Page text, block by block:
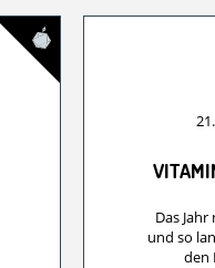
Das
und so
den